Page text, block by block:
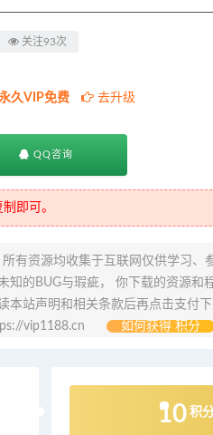
关注93次
久VIP免费 去升级
QQ咨询
即可。
有资源均收集于互联网仅供学习、
知的BUG与瑕疵， 你下载的资源和
本站声明和相关条款后再点击支付
vip1188.cn
如何获得 积分
10 积